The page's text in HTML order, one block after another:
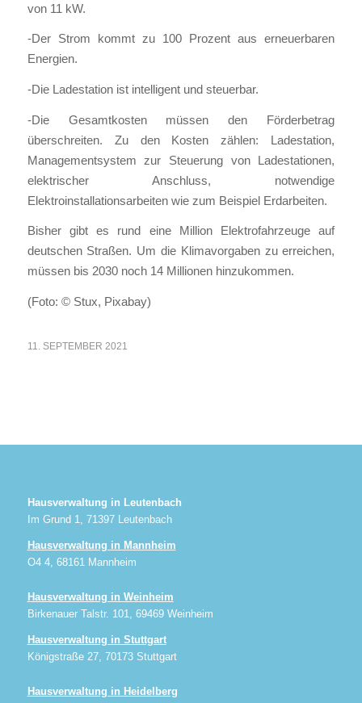
von 11 kW.
-Der Strom kommt zu 100 Prozent aus erneuerbaren
Energien.
-Die Ladestation ist intelligent und steuerbar.
-Die Gesamtkosten müssen den Förderbetrag
überschreiten. Zu den Kosten zählen: Ladestation,
Managementsystem zur Steuerung von Ladestationen,
elektrischer Anschluss, notwendige
Elektroinstallationsarbeiten wie zum Beispiel Erdarbeiten.
Bisher gibt es rund eine Million Elektrofahrzeuge auf
deutschen Straßen. Um die Klimavorgaben zu erreichen,
müssen bis 2030 noch 14 Millionen hinzukommen.
(Foto: © Stux, Pixabay)
11. SEPTEMBER 2021
Hausverwaltung in Leutenbach
Im Grund 1, 71397 Leutenbach
Hausverwaltung in Mannheim
O4 4, 68161 Mannheim
Hausverwaltung in Weinheim
Birkenauer Talstr. 101, 69469 Weinheim
Hausverwaltung in Stuttgart
Königstraße 27, 70173 Stuttgart
Hausverwaltung in Heidelberg